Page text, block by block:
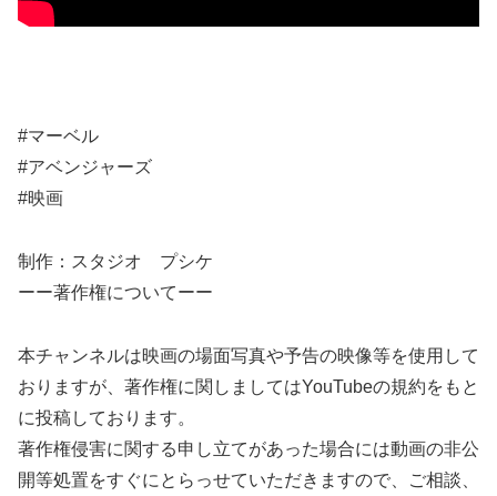
#マーベル
#アベンジャーズ
#映画
制作：スタジオ プシケ
ーー著作権についてーー
本チャンネルは映画の場面写真や予告の映像等を使用して
おりますが、著作権に関しましてはYouTubeの規約をもと
に投稿しております。
著作権侵害に関する申し立てがあった場合には動画の非公
開等処置をすぐにとらっせていただきますので、ご相談、